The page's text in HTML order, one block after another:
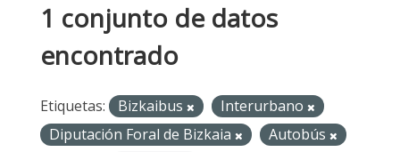
1 conjunto de datos
encontrado
Etiquetas: Bizkaibus
Interurbano
Diputación Foral de Bizkaia
Autobús